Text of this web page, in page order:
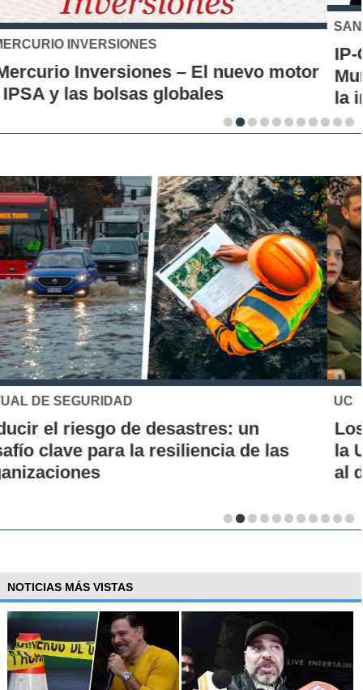
SANTO TOMÁS
IP-CFT Santo Tomás y Red de Hubs
Municipales firman alianza para impulsar
la innovación en los territorios
UC
Los 70 años de la Carrera de Química de
la UC: Conoce su historia, hitos y aporte
al desarrollo científico del país
NOTICIAS MÁS VISTAS